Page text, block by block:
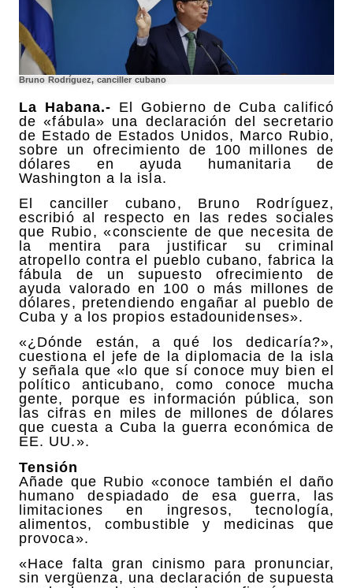
Bruno Rodríguez, canciller cubano
La Habana.- El Gobierno de Cuba calificó
de «fábula» una declaración del secretario
de Estado de Estados Unidos, Marco Rubio,
sobre un ofrecimiento de 100 millones de
dólares en ayuda humanitaria de
Washington a la isla.
El canciller cubano, Bruno Rodríguez,
escribió al respecto en las redes sociales
que Rubio, «consciente de que necesita de
la mentira para justificar su criminal
atropello contra el pueblo cubano, fabrica la
fábula de un supuesto ofrecimiento de
ayuda valorado en 100 o más millones de
dólares, pretendiendo engañar al pueblo de
Cuba y a los propios estadounidenses».
«¿Dónde están, a qué los dedicaría?»,
cuestiona el jefe de la diplomacia de la isla
y señala que «lo que sí conoce muy bien el
político anticubano, como conoce mucha
gente, porque es información pública, son
las cifras en miles de millones de dólares
que cuesta a Cuba la guerra económica de
EE. UU.».
Tensión
Añade que Rubio «conoce también el daño
humano despiadado de esa guerra, las
limitaciones en ingresos, tecnología,
alimentos, combustible y medicinas que
provoca».
«Hace falta gran cinismo para pronunciar,
sin vergüenza, una declaración de supuesta